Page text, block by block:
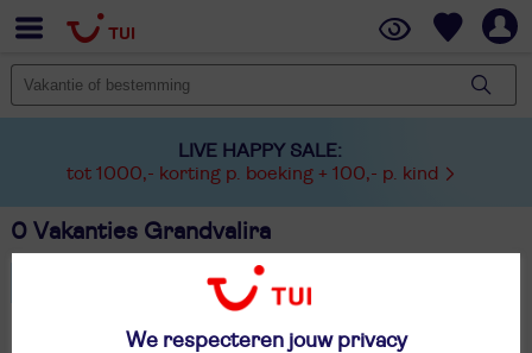
LIVE HAPPY SALE:
tot 1000,- korting p. boeking + 100,- p. kind
0 Vakanties Grandvalira
Wintersport
2 volwassenen
We respecteren jouw privacy